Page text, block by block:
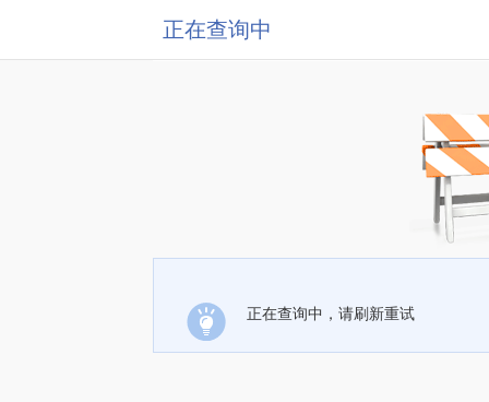
正在查询中
正在查询中，请刷新重试